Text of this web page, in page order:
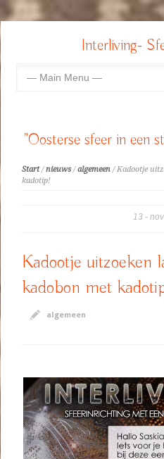
Interliving-
"Oosterse sfeer in een
Start/nieuws /algemeen / Kadootje
kadotip!
13 nov
Kadootje uitzoeken
kadobon met
algemeen